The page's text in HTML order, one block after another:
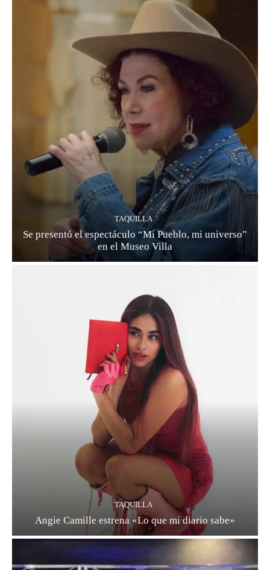
TAQUILLA
Se presentó el espectáculo “Mi Pueblo, mi universo”
en el Museo Villa
TAQUILLA
Angie Camille estrena «Lo que mi diario sabe»